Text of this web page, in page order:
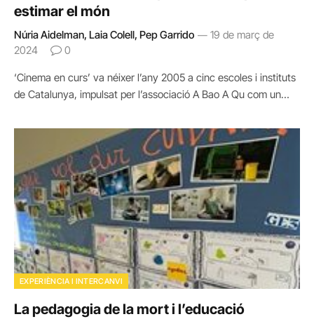
estimar el món
Núria Aidelman, Laia Colell, Pep Garrido
19 de març de
2024
0
‘Cinema en curs’ va néixer l’any 2005 a cinc escoles i instituts
de Catalunya, impulsat per l’associació A Bao A Qu com un…
EXPERIÈNCIA I INTERCANVI
La pedagogia de la mort i l’educació